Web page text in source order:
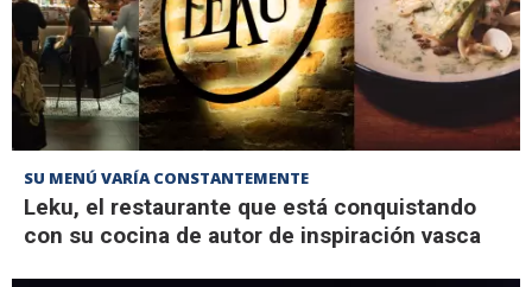
SU MENÚ VARÍA CONSTANTEMENTE
Leku, el restaurante que está conquistando
con su cocina de autor de inspiración vasca